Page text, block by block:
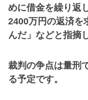
めに借金を繰り返
2400万円の返済を
んだ」などと指摘
裁判の争点は量刑
る予定です。